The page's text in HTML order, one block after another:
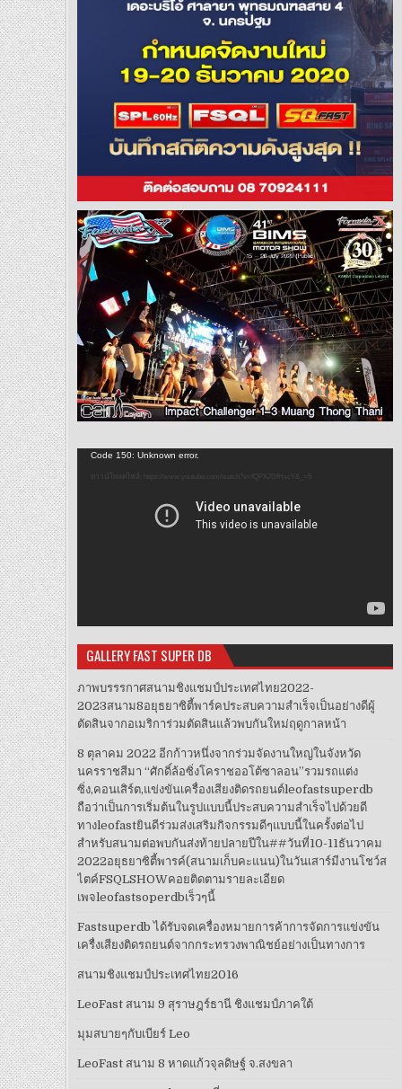
Code 150: Unknown error.
ดาวน์โหลดไฟล์: https://www.youtube.com/watch?v=fQPXJDfHxcY&_=5
GALLERY FAST SUPER DB
ภาพบรรรกาศสนามชิงแชมป์ประเทศไทย2022-
2023สนาม8อยุธยาซิตี้พาร์คประสบความสำเร็จเป็นอย่างดีผู้
ตัดสินจากอเมริการ่วมตัดสินแล้วพบกันใหม่ฤดูกาลหน้า
8 ตุลาคม 2022 อีกก้าวหนึ่งจากร่วมจัดงานใหญ่ในจังหวัด
นครราชสีมา “ศักดิ์ล้อซิ่งโคราชออโต้ซาลอน”รวมรถแต่ง
ซิ่ง,คอนเสิร์ต,แข่งขันเครื่องเสียงติดรถยนต์leofastsuperdb
ถือว่าเป็นการเริ่มต้นในรูปแบบนี้ประสบความสำเร็จไปด้วยดี
ทางleofastยินดีร่วมส่งเสริมกิจกรรมดีๆแบบนี้ในครั้งต่อไป
สำหรับสนามต่อพบกันส่งท้ายปลายปีใน##วันที่10-11ธันวาคม
2022อยุธยาซิตี้พารค์(สนามเก็บคะแนน)ในวันเสาร์มีงานโชว์ส
ไตค์FSQLSHOWคอยติดตามรายละเอียด
เพจleofastsoperdbเร็วๆนี้
Fastsuperdb ได้รับจดเครื่องหมายการค้าการจัดการแข่งขัน
เครื่งเสียงติดรถยนต์จากกระทรวงพาณิชย์อย่างเป็นทางการ
สนามชิงแชมป์ประเทศไทย2016
LeoFast สนาม 9 สุราษฎร์ธานี ชิงแชมป์ภาคใต้
มุมสบายๆกับเบียร์ Leo
LeoFast สนาม 8 หาดแก้วจุลดิษฐ์ จ.สงขลา